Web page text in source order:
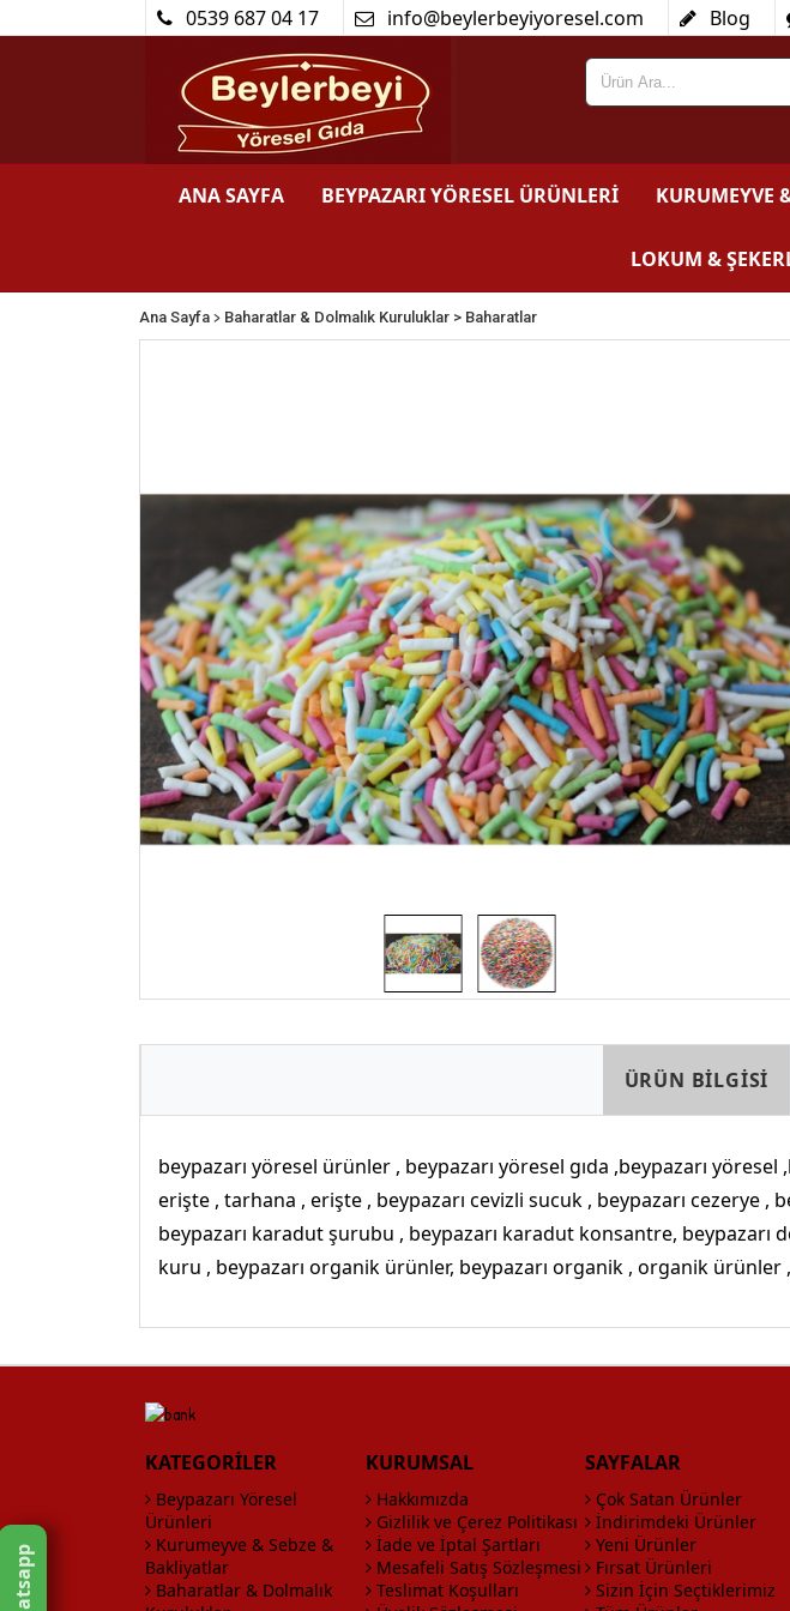
0539 687 04 17 info@beylerbeyiyoresel.com Blog
ANA SAYFA BEYPAZARI YÖRESEL ÜRÜNLERİ KURUMEYVE
LOKUM &
Ana Sayfa > Baharatlar & Dolmalık Kuruluklar > Baharatlar
ÜRÜN BİLGİSİ
beypazarı yöresel ürünler , beypazarı yöresel gıda ,beypazarı
erişte , tarhana , erişte , beypazarı cevizli sucuk , beypazarı cezerye ,
beypazarı karadut şurubu , beypazarı karadut konsantre, beypazarı
kuru , beypazarı organik ürünler, beypazarı organik , organik
KATEGORİLER
Beypazarı Yöresel
Ürünleri
Kurumeyve & Sebze &
Bakliyatlar
Baharatlar & Dolmalık
KURUMSAL
Hakkımızda
Gizlilik ve Çerez Politikası
İade ve İptal Şartları
Mesafeli Satış Sözleşmesi
Teslimat Koşulları
SAYFALAR
Çok Satan Ürünler
İndirimdeki Ürünler
Yeni Ürünler
Fırsat Ürünleri
Sizin İçin Seçtiklerimiz